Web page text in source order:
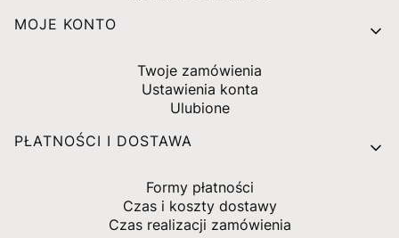
MOJE KONTO
Twoje zamówienia
Ustawienia konta
Ulubione
PŁATNOŚCI I DOSTAWA
Formy płatności
Czas i koszty dostawy
Czas realizacji zamówienia